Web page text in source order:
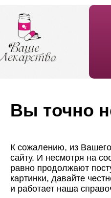
Вы точно
К сожалению, из Вашего
сайту. И несмотря на
равно продолжают
картинки, давайте
и работает наша